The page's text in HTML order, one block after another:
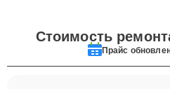
Стоимость
Прайс